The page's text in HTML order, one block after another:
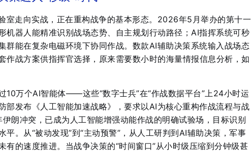
室走向实战，正在重构战争的基本形态。2026年5月举办的第十一
机器人能精准识别战场态势、自主规划行动路径；AI指挥系统可秒
群能在复杂电磁环境下协同作战。数款AI辅助决策系统输入战场态
作战方案供指挥官选择，原来需要数小时的海量情报信息分析，如
10万个AI智能体——这些“数字士兵”在“作战数据平台”上24小时运
部发布《人工智能加速战略》，要求以AI为核心重构作战流程与战
朗冲突，已成为人工智能增强动能作战的明确试验场，目标识别
平。从“被动发现”到“主动预警”，从人工研判到AI辅助决策，军事
有的速度推进。当战争决策的“时间窗口”从小时级压缩到分钟级甚